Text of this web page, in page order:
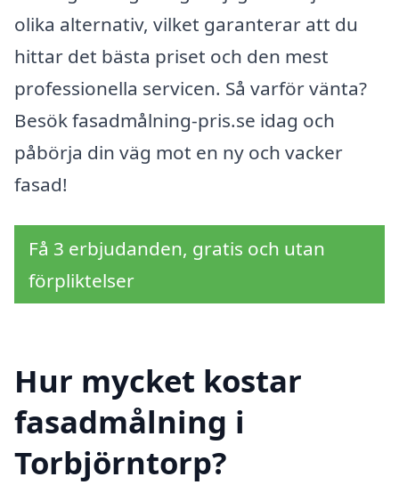
olika alternativ, vilket garanterar att du
hittar det bästa priset och den mest
professionella servicen. Så varför vänta?
Besök fasadmålning-pris.se idag och
påbörja din väg mot en ny och vacker
fasad!
Få 3 erbjudanden, gratis och utan
förpliktelser
Hur mycket kostar
fasadmålning i
Torbjörntorp?